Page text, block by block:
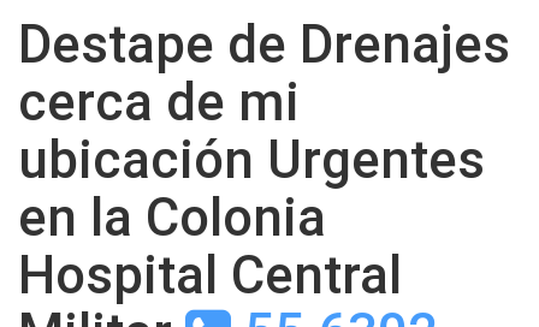
Destape de Drenajes
cerca de mi
ubicación Urgentes
en la Colonia
Hospital Central